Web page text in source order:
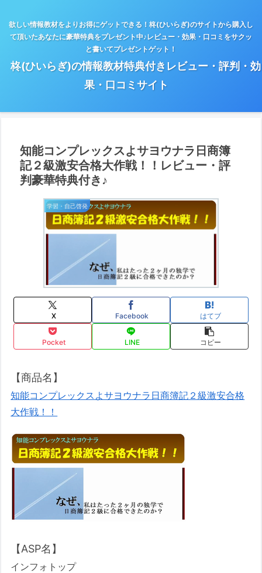
欲しい情報教材をよりお得にゲットできる！柊(ひいらぎ)のサイトから購入し
て頂いたあなたに豪華特典をプレゼント中♪レビュー・効果・口コミをサクッ
と書いてプレゼントゲット！
柊(ひいらぎ)の情報教材特典付きレビュー・評判・効
果・口コミサイト
知能コンプレックスよサヨウナラ日商簿
記２級激安合格大作戦！！レビュー・評
判豪華特典付き♪
学習・自己啓発
X Facebook はてブ
Pocket LINE コピー
【商品名】
知能コンプレックスよサヨウナラ日商簿記２級激安合格
大作戦！！
【ASP名】
インフォトップ